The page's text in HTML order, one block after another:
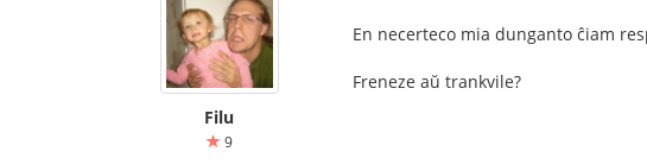
Filu
9
En necerteco mia dunganto ĉiam
Freneze aŭ trankvile?